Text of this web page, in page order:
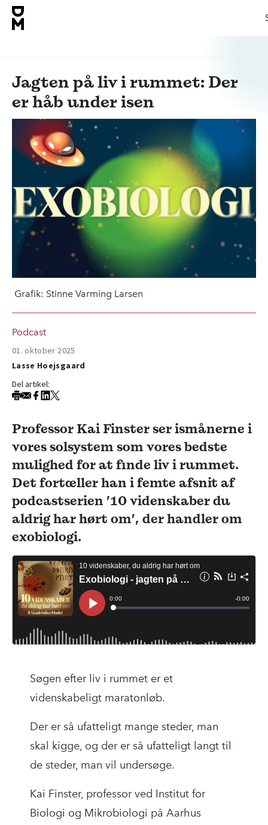
Jagten på liv i rummet: Der
er håb under isen
Grafik: Stinne Varming Larsen
Podcast
01. oktober 2025
Lasse Hoejsgaard
Del artikel:
Professor Kai Finster ser ismånerne i
vores solsystem som vores bedste
mulighed for at finde liv i rummet.
Det fortæller han i femte afsnit af
podcastserien ’10 videnskaber du
aldrig har hørt om’, der handler om
exobiologi.
Søgen efter liv i rummet er et
videnskabeligt maratonløb.
Der er så ufatteligt mange steder, man
skal kigge, og der er så ufatteligt langt til
de steder, man vil undersøge.
Kai Finster, professor ved Institut for
Biologi og Mikrobiologi på Aarhus